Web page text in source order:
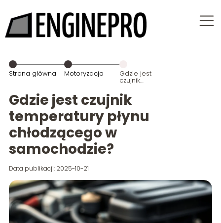
Strona główna Motoryzacja Gdzie jest
czujnik
temperatury
płynu
chłodzącego
w
samochodzie?
Gdzie jest czujnik
temperatury płynu
chłodzącego w
samochodzie?
Data publikacji: 2025-10-21